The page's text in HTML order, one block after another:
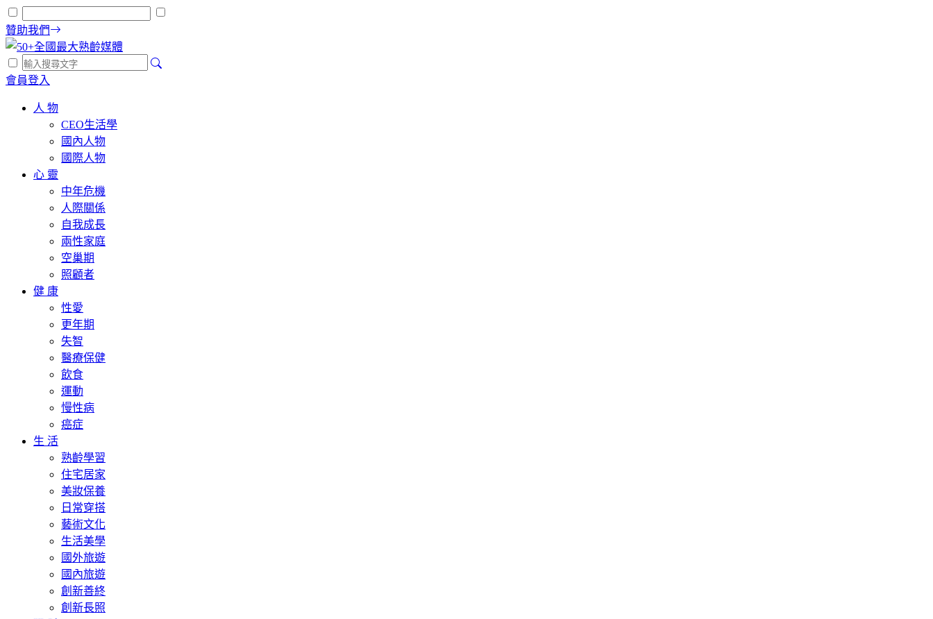
贊助我們
會員登入
人 物
CEO生活學
國內人物
國際人物
心 靈
中年危機
人際關係
自我成長
兩性家庭
空巢期
照顧者
健 康
性愛
更年期
失智
醫療保健
飲食
運動
慢性病
癌症
生 活
熟齡學習
住宅居家
美妝保養
日常穿搭
藝術文化
生活美學
國外旅遊
國內旅遊
創新善終
創新長照